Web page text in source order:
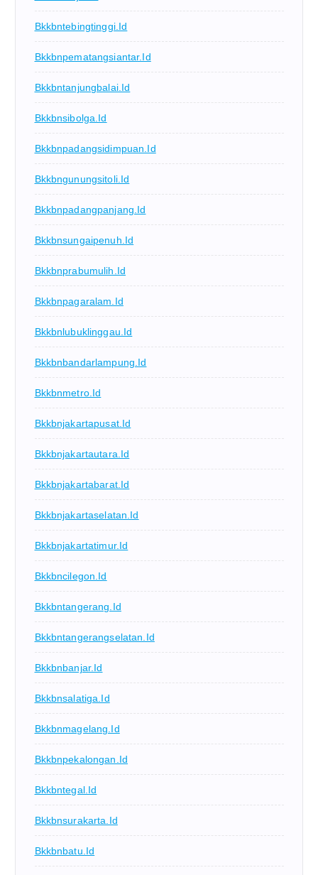
Bkkbntebingtinggi.id
Bkkbnpematangsiantar.id
Bkkbntanjungbalai.id
Bkkbnsibolga.id
Bkkbnpadangsidimpuan.id
Bkkbngunungsitoli.id
Bkkbnpadangpanjang.id
Bkkbnsungaipenuh.id
Bkkbnprabumulih.id
Bkkbnpagaralam.id
Bkkbnlubuklinggau.id
Bkkbnbandarlampung.id
Bkkbnmetro.id
Bkkbnjakartapusat.id
Bkkbnjakartautara.id
Bkkbnjakartabarat.id
Bkkbnjakartaselatan.id
Bkkbnjakartatimur.id
Bkkbncilegon.id
Bkkbntangerang.id
Bkkbntangerangselatan.id
Bkkbnbanjar.id
Bkkbnsalatiga.id
Bkkbnmagelang.id
Bkkbnpekalongan.id
Bkkbntegal.id
Bkkbnsurakarta.id
Bkkbnbatu.id